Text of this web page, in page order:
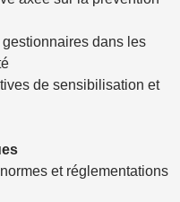
dans les
de sensibilisation et
et réglementations